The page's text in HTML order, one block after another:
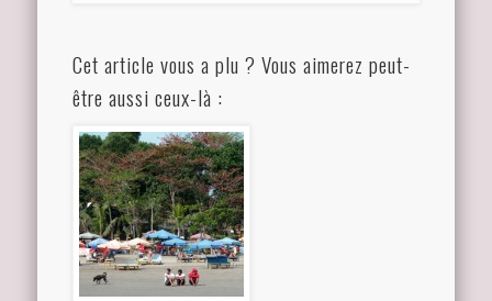
Cet article vous a plu ? Vous aimerez peut-
être aussi ceux-là :